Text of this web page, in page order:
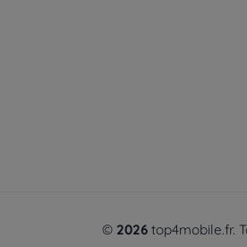
© 2026 top4mobile.fr.